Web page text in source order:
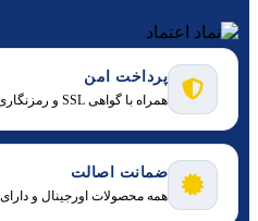
پرداخت امن
همراه با گواهی SSL و رمزنگاری پیشرفته
ضمانت اصالت
همه محصولات اورجینال و دارای